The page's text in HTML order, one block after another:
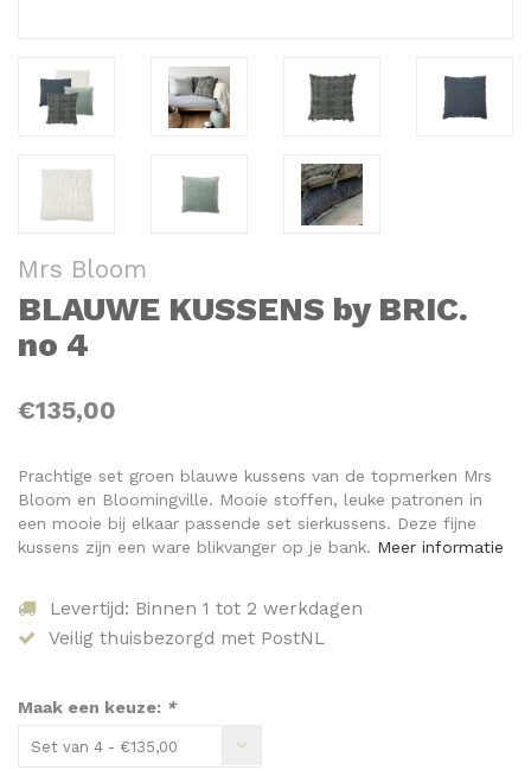
Mrs Bloom
BLAUWE KUSSENS by BRIC.
no 4
€135,00
Prachtige set groen blauwe kussens van de topmerken Mrs
Bloom en Bloomingville. Mooie stoffen, leuke patronen in
een mooie bij elkaar passende set sierkussens. Deze fijne
kussens zijn een ware blikvanger op je bank. Meer informatie
Levertijd: Binnen 1 tot 2 werkdagen
Veilig thuisbezorgd met PostNL
Maak een keuze: *
Set van 4 - €135,00